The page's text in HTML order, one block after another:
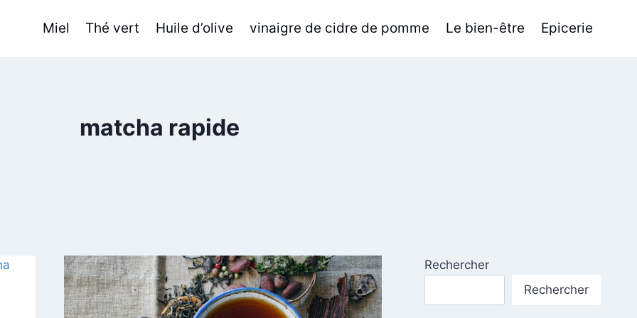
Miel Thé vert Huile d’olive vinaigre de cidre de pomme Le bien-être Epicerie
matcha rapide
Rechercher
Rechercher